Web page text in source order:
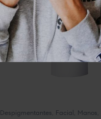
Despigmentantes, Facial , Manos,